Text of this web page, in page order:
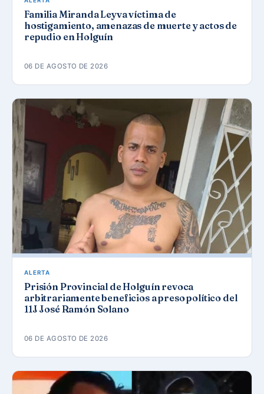
Familia Miranda Leyva víctima de
hostigamiento, amenazas de muerte y actos de
repudio en Holguín
06 DE AGOSTO DE 2026
ALERTA
Prisión Provincial de Holguín revoca
arbitrariamente beneficios a preso político del
11J José Ramón Solano
06 DE AGOSTO DE 2026